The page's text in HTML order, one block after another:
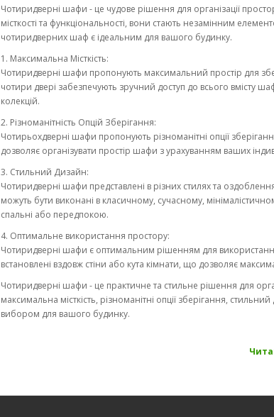
Чотиридверні шафи - це чудове рішення для організації
місткості та функціональності, вони стають незамінним
чотиридверних шаф є ідеальним для вашого будинку.
1. Максимальна Місткість:
Чотиридверні шафи пропонують максимальний простір для
чотири двері забезпечують зручний доступ до всього вмісту
колекцій.
2. Різноманітність Опцій Зберігання:
Чотирьохдверні шафи пропонують різноманітні опції
дозволяє організувати простір шафи з урахуванням ваших
3. Стильний Дизайн:
Чотиридверні шафи представлені в різних стилях та
можуть бути виконані в класичному, сучасному,
спальні або передпокою.
4. Оптимальне використання простору:
Чотиридверні шафи є оптимальним рішенням для
встановлені вздовж стіни або кута кімнати, що дозволяє
Чотиридверні шафи - це практичне та стильне рішення для
максимальна місткість, різноманітні опції зберігання,
вибором для вашого будинку.